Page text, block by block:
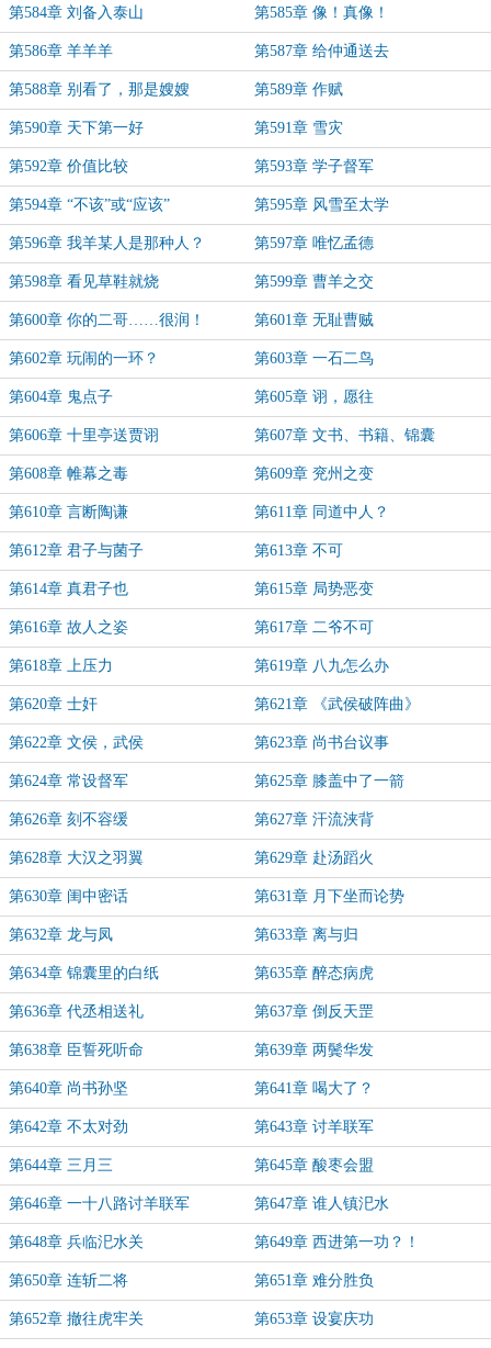
第584章 刘备入泰山 第585章 像！真像！
第586章 羊羊羊 第587章 给仲通送去
第588章 别看了，那是嫂嫂 第589章 作赋
第590章 天下第一好 第591章 雪灾
第592章 价值比较 第593章 学子督军
第594章 “不该”或“应该” 第595章 风雪至太学
第596章 我羊某人是那种人？ 第597章 唯忆孟德
第598章 看见草鞋就烧 第599章 曹羊之交
第600章 你的二哥……很润！ 第601章 无耻曹贼
第602章 玩闹的一环？ 第603章 一石二鸟
第604章 鬼点子 第605章 诩，愿往
第606章 十里亭送贾诩 第607章 文书、书籍、锦囊
第608章 帷幕之毒 第609章 兖州之变
第610章 言断陶谦 第611章 同道中人？
第612章 君子与菌子 第613章 不可
第614章 真君子也 第615章 局势恶变
第616章 故人之姿 第617章 二爷不可
第618章 上压力 第619章 八九怎么办
第620章 士奸 第621章 《武侯破阵曲》
第622章 文侯，武侯 第623章 尚书台议事
第624章 常设督军 第625章 膝盖中了一箭
第626章 刻不容缓 第627章 汗流浃背
第628章 大汉之羽翼 第629章 赴汤蹈火
第630章 闺中密话 第631章 月下坐而论势
第632章 龙与凤 第633章 离与归
第634章 锦囊里的白纸 第635章 醉态病虎
第636章 代丞相送礼 第637章 倒反天罡
第638章 臣誓死听命 第639章 两鬓华发
第640章 尚书孙坚 第641章 喝大了？
第642章 不太对劲 第643章 讨羊联军
第644章 三月三 第645章 酸枣会盟
第646章 一十八路讨羊联军 第647章 谁人镇汜水
第648章 兵临汜水关 第649章 西进第一功？！
第650章 连斩二将 第651章 难分胜负
第652章 撤往虎牢关 第653章 设宴庆功